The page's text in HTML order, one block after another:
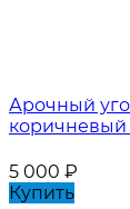
Арочный
коричневый
5 000 ₽
Купить